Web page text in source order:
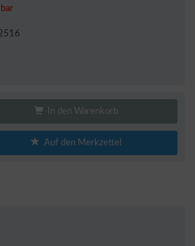
In den Warenkorb
Auf den Merkzettel